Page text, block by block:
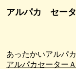
アルパカ セータ
あったかいアル
アルパカセーターＡ